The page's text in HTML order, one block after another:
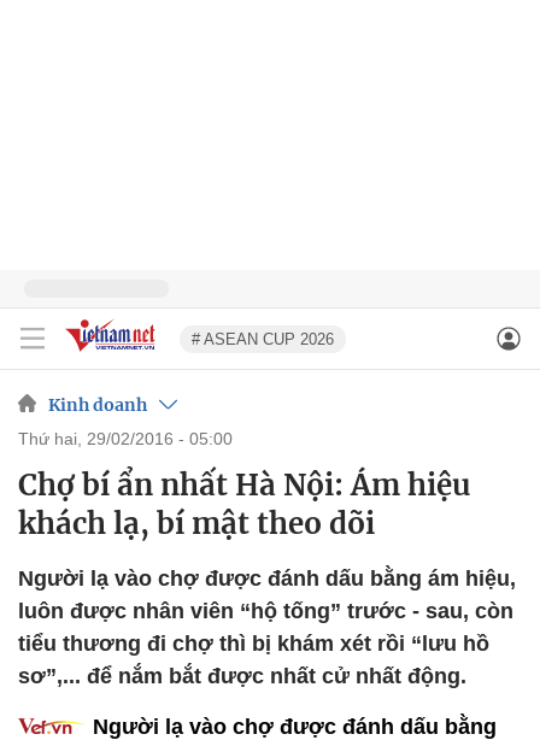
# ASEAN CUP 2026
Kinh doanh
thứ hai, 29/02/2016 - 05:00
Chợ bí ẩn nhất Hà Nội: Ám hiệu
khách lạ, bí mật theo dõi
Người lạ vào chợ được đánh dấu bằng ám hiệu,
luôn được nhân viên “hộ tống” trước - sau, còn
tiểu thương đi chợ thì bị khám xét rồi “lưu hồ
sơ”,... để nắm bắt được nhất cử nhất động.
Người lạ vào chợ được đánh dấu bằng